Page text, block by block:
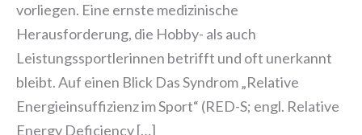
vorliegen. Eine ernste medizinische
Herausforderung, die Hobby- als auch
Leistungssportlerinnen betrifft und oft unerkannt
bleibt. Auf einen Blick Das Syndrom „Relative
Energieinsuffizienz im Sport“ (RED-S; engl. Relative
Energy Deficiency […]